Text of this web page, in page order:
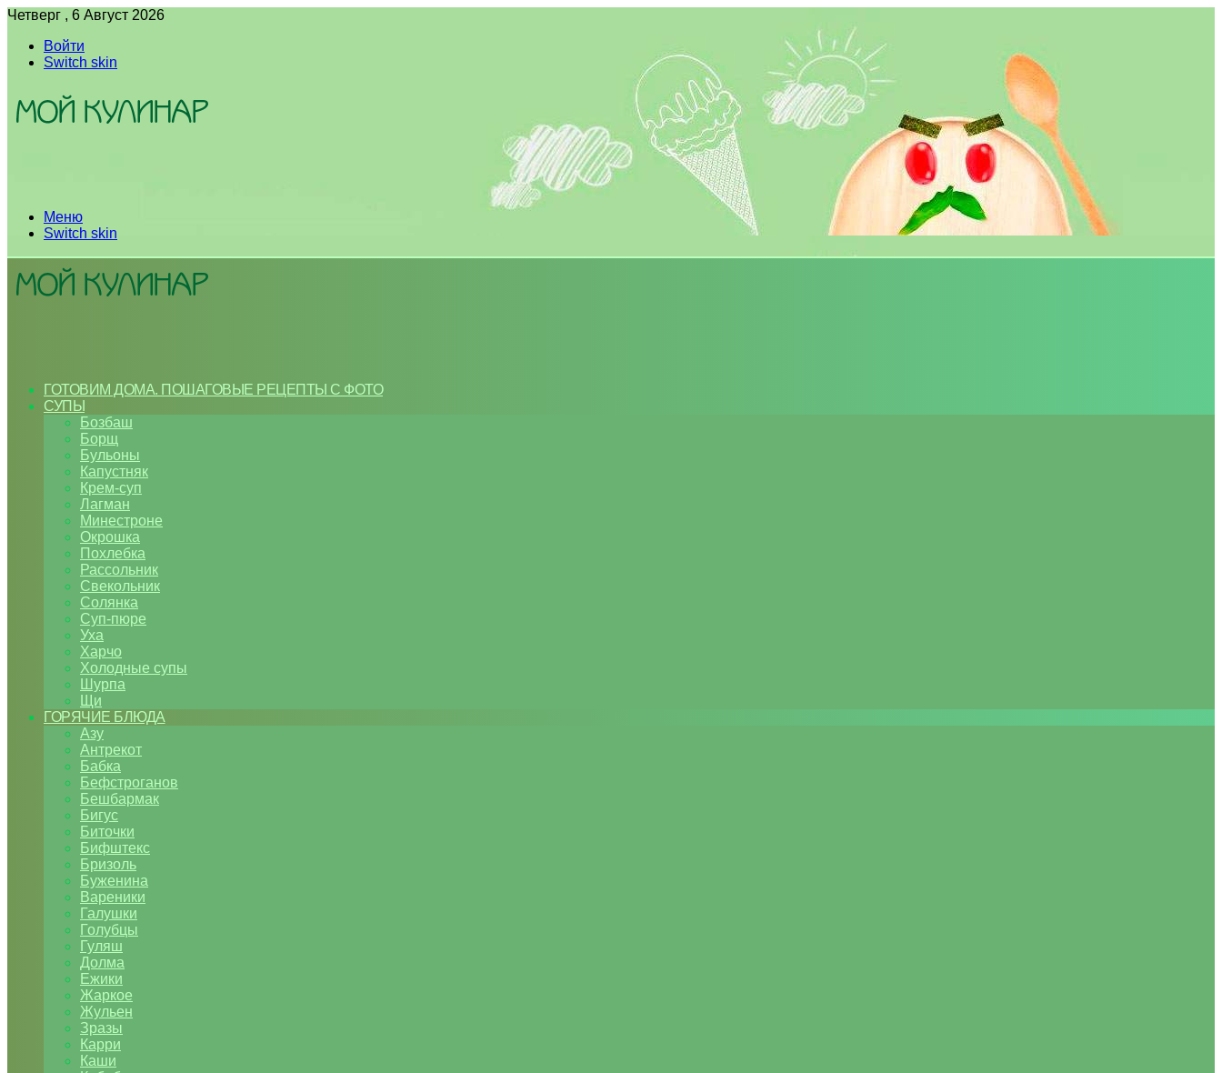
Четверг , 6 Август 2026
Войти
Switch skin
Меню
Switch skin
ГОТОВИМ ДОМА. ПОШАГОВЫЕ РЕЦЕПТЫ С ФОТО
СУПЫ
Бозбаш
Борщ
Бульоны
Капустняк
Крем-суп
Лагман
Минестроне
Окрошка
Похлебка
Рассольник
Свекольник
Солянка
Суп-пюре
Уха
Харчо
Холодные супы
Шурпа
Щи
ГОРЯЧИЕ БЛЮДА
Азу
Антрекот
Бабка
Бефстроганов
Бешбармак
Бигус
Биточки
Бифштекс
Бризоль
Буженина
Вареники
Галушки
Голубцы
Гуляш
Долма
Ежики
Жаркое
Жульен
Зразы
Карри
Каши